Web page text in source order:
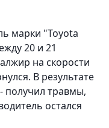
марки "Toyota
20 и 21
на скорости
В результате
получил травмы,
остался